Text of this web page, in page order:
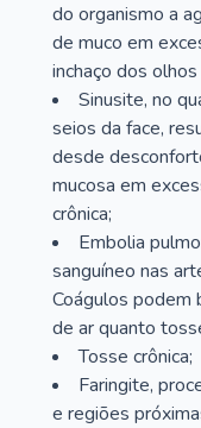
do organismo a
de muco em
inchaço dos
Sinusite, no
seios da face,
desde
mucosa em
crônica;
Embolia
sanguíneo nas
Coágulos podem
de ar quanto
Tosse crônica;
Faringite,
e regiões